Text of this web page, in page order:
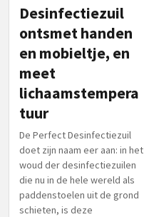
Desinfectiezuil
ontsmet handen
en mobieltje, en
meet
lichaamstempera
tuur
De Perfect Desinfectiezuil
doet zijn naam eer aan: in het
woud der desinfectiezuilen
die nu in de hele wereld als
paddenstoelen uit de grond
schieten, is deze